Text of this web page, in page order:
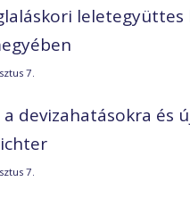
leletegyüttes
7.
a devizahatásokra és
7.